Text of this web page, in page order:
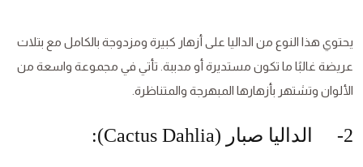
يحتوي هذا النوع من الداليا على أزهار كبيرة ومزدوجة بالكامل مع بتلات
عريضة غالبًا ما تكون مستديرة أو مدببة. تأتي في مجموعة واسعة من
الألوان وتشتهر بأزهارها المبهرجة والمتناظرة.
2- الداليا صبار (Cactus Dahlia):